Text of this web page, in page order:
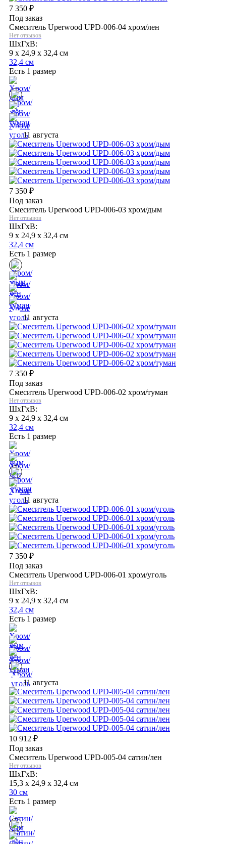
7 350 ₽
Под заказ
Смеситель Uperwood UPD-006-04 хром/лен
Нет отзывов
ШхГхВ:
9 x 24,9 x 32,4 см
32,4 см
Есть 1 размер
11 августа
7 350 ₽
Под заказ
Смеситель Uperwood UPD-006-03 хром/дым
Нет отзывов
ШхГхВ:
9 x 24,9 x 32,4 см
32,4 см
Есть 1 размер
11 августа
7 350 ₽
Под заказ
Смеситель Uperwood UPD-006-02 хром/туман
Нет отзывов
ШхГхВ:
9 x 24,9 x 32,4 см
32,4 см
Есть 1 размер
11 августа
7 350 ₽
Под заказ
Смеситель Uperwood UPD-006-01 хром/уголь
Нет отзывов
ШхГхВ:
9 x 24,9 x 32,4 см
32,4 см
Есть 1 размер
11 августа
10 912 ₽
Под заказ
Смеситель Uperwood UPD-005-04 сатин/лен
Нет отзывов
ШхГхВ:
15,3 x 24,9 x 32,4 см
30 см
Есть 1 размер